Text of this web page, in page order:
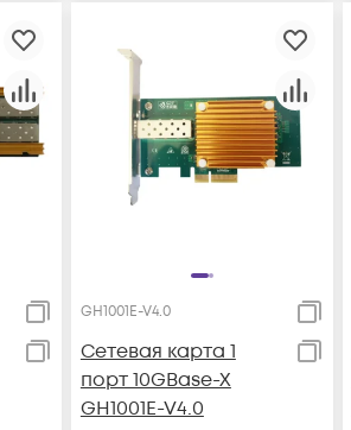
GH1001E-V4.0
Сетевая карта 1
порт 10GBase-X
GH1001E-V4.0